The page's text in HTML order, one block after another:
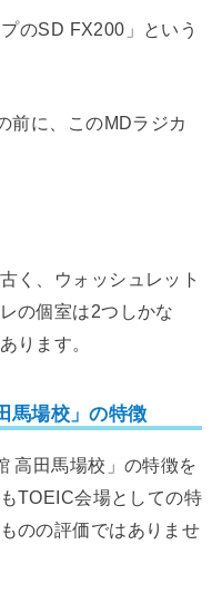
のSD FX200」という
前に、このMDラジカ
く、ウォッシュレット
の個室は2つしかな
ります。
馬場校」の特徴
高田馬場校」の特徴を
TOEIC会場としての特
のの評価ではありませ